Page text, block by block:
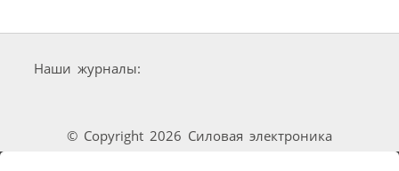
Наши журналы:
© Copyright 2026 Силовая электроника